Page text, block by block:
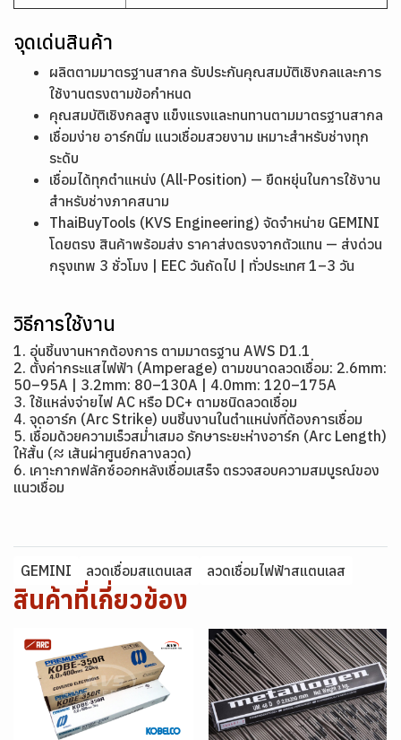
จุดเด่นสินค้า
ผลิตตามมาตรฐานสากล รับประกันคุณสมบัติเชิงกลและการ
ใช้งานตรงตามข้อกำหนด
คุณสมบัติเชิงกลสูง แข็งแรงและทนทานตามมาตรฐานสากล
เชื่อมง่าย อาร์กนิ่ม แนวเชื่อมสวยงาม เหมาะสำหรับช่างทุก
ระดับ
เชื่อมได้ทุกตำแหน่ง (All-Position) — ยืดหยุ่นในการใช้งาน
สำหรับช่างภาคสนาม
ThaiBuyTools (KVS Engineering) จัดจำหน่าย GEMINI
โดยตรง สินค้าพร้อมส่ง ราคาส่งตรงจากตัวแทน — ส่งด่วน
กรุงเทพ 3 ชั่วโมง | EEC วันถัดไป | ทั่วประเทศ 1–3 วัน
วิธีการใช้งาน
1. อุ่นชิ้นงานหากต้องการ ตามมาตรฐาน AWS D1.1
2. ตั้งค่ากระแสไฟฟ้า (Amperage) ตามขนาดลวดเชื่อม: 2.6mm:
50–95A | 3.2mm: 80–130A | 4.0mm: 120–175A
3. ใช้แหล่งจ่ายไฟ AC หรือ DC+ ตามชนิดลวดเชื่อม
4. จุดอาร์ก (Arc Strike) บนชิ้นงานในตำแหน่งที่ต้องการเชื่อม
5. เชื่อมด้วยความเร็วสม่ำเสมอ รักษาระยะห่างอาร์ก (Arc Length)
ให้สั้น (≈ เส้นผ่าศูนย์กลางลวด)
6. เคาะกากฟลักซ์ออกหลังเชื่อมเสร็จ ตรวจสอบความสมบูรณ์ของ
แนวเชื่อม
GEMINI ลวดเชื่อมสแตนเลส ลวดเชื่อมไฟฟ้าสแตนเลส
สินค้าที่เกี่ยวข้อง